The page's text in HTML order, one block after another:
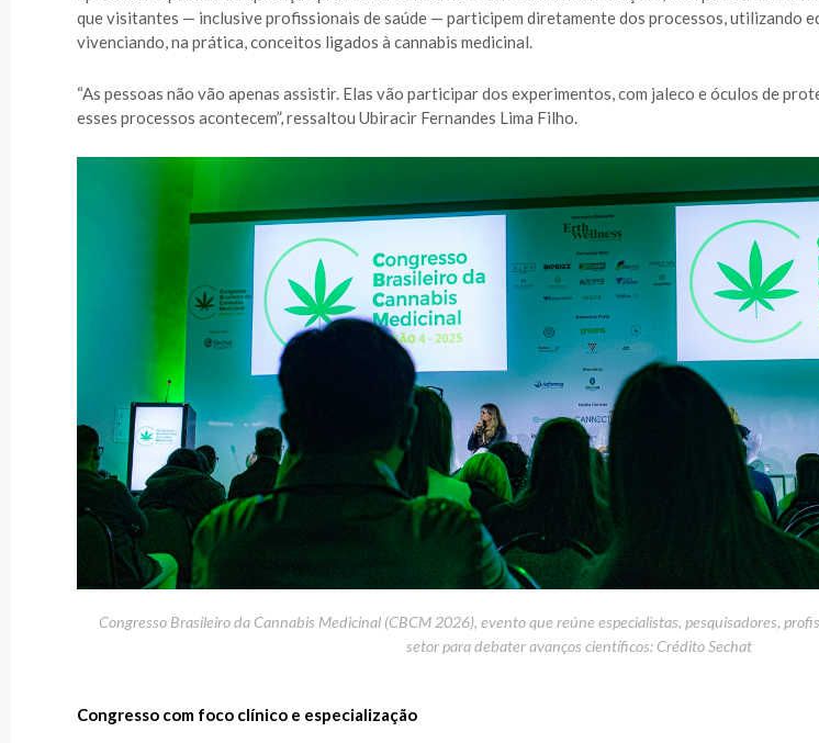
que visitantes — inclusive profissionais de saúde — participem diretamente dos processos, utilizando
vivenciando, na prática, conceitos ligados à cannabis medicinal.
“As pessoas não vão apenas assistir. Elas vão participar dos experimentos, com jaleco e óculos de
esses processos acontecem”, ressaltou Ubiracir Fernandes Lima Filho.
Congresso Brasileiro da Cannabis Medicinal (CBCM 2026), evento que reúne especialistas, pesquisadores,
setor para debater avanços científicos: Crédito Sechat
Congresso com foco clínico e especialização